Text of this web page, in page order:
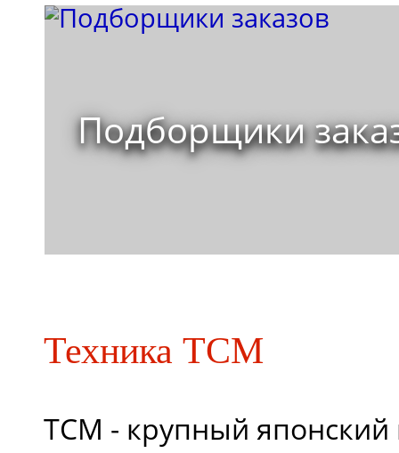
Подборщики
Техника TCM
ТСМ - крупный японский